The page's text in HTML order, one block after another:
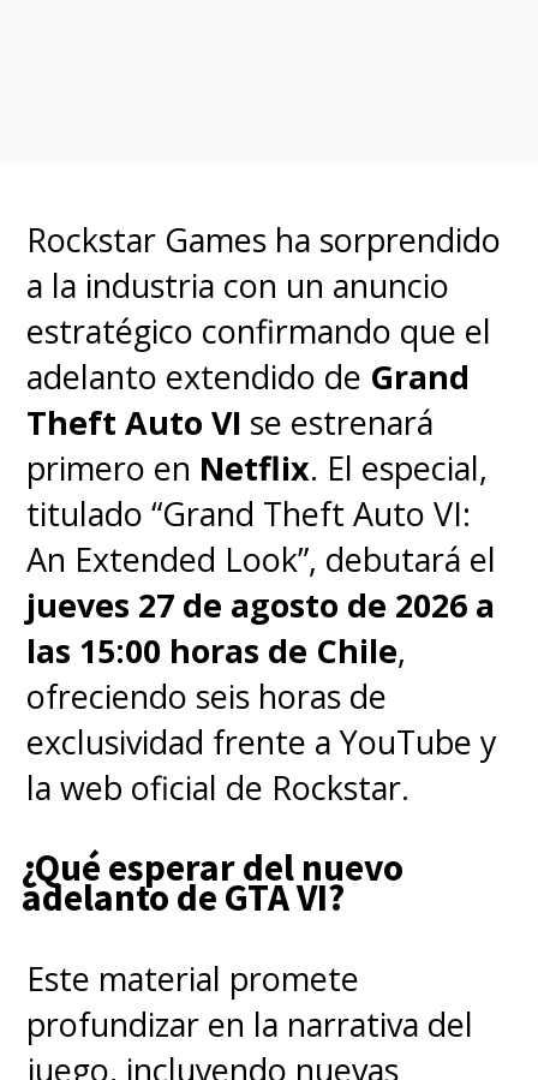
"Calabozos y Dragones" de la
escuela; maldiciones,
monstruos, masacres y
¿superhéroes? Incorporamos los
títulos oficiales para
Latinoamérica, que no traducen
todo textual.
• THE HELLFIRE CLUB (EL CLUB)
• VECNA'S CURSE (LA
MALDICIÓN DE VECNA)
SUPERHERO (¿MONSTRUO O
SUPERHEROÍNA?)
• DEAR BILLY (QUERIDO BILLY)
Rockstar Games ha sorprendido
a la industria con un anuncio
estratégico confirmando que el
adelanto extendido de Grand
Theft Auto VI se estrenará
primero en Netflix. El especial,
titulado “Grand Theft Auto VI:
An Extended Look”, debutará el
jueves 27 de agosto de 2026 a
las 15:00 horas de Chile,
ofreciendo seis horas de
exclusividad frente a YouTube y
la web oficial de Rockstar.
¿Qué esperar del nuevo
adelanto de GTA VI?
Este material promete
profundizar en la narrativa del
juego, incluyendo nuevas